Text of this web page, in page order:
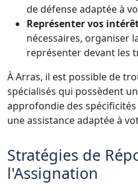
de défense adaptée à
Représenter vos
nécessaires, organiser
représenter devant les
À Arras, il est possible de
spécialisés qui possèdent
approfondie des
une assistance adaptée à
Stratégies de
l'Assignation